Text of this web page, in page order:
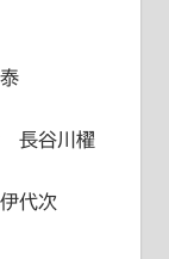
長谷川櫂
代次